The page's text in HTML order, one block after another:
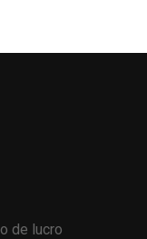
de lucro